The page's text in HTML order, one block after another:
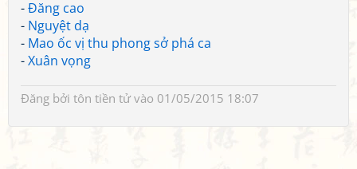
-Đăng cao
- Nguyệt dạ
- Mao ốc vị thu phong sở phá ca
-Xuân vọng
Đăng bởi tôn tiền tửvào 01/05/2015 18:07